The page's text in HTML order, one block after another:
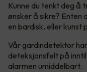
Kunne du tenkt deg å
ønsker å sikre? Enten
en bardisk, eller kunst
Vår gardindetektor
deteksjonsfelt på
alarmen umiddelbart.